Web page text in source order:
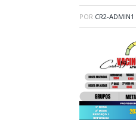
POR CR2-ADMIN1